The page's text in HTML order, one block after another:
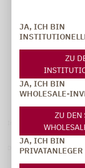
JA, ICH BIN
ZU
JA, ICH BIN
WHOLESALE-
ZU DEN
JA, ICH BIN
PRIVATANLEGER
Datenschutzerklärung